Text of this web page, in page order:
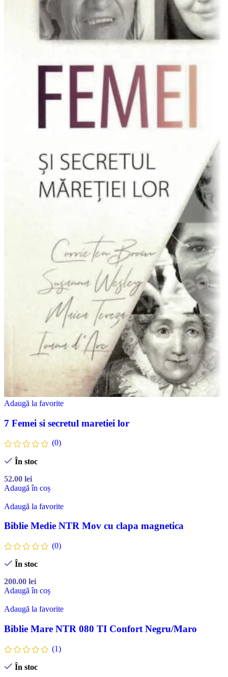
Adaugă la favorite
7 Femei si secretul maretiei lor
(0)
În stoc
52.00 lei
Adaugă în coș
Adaugă la favorite
Biblie Medie NTR Mov cu clapa magnetica
(0)
În stoc
200.00 lei
Adaugă în coș
Adaugă la favorite
Biblie Mare NTR 080 TI Confort Negru/Maro
(1)
În stoc